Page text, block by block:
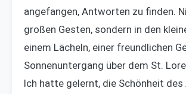
angefangen, Antworten zu finden.
großen Gesten, sondern in den
einem Lächeln, einer freundlichen
Sonnenuntergang über dem St.
Ich hatte gelernt, die Schönheit des